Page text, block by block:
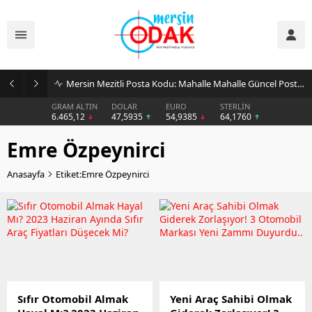
Mersin Mezitli Posta Kodu: Mahalle Mahalle Güncel Posta Kodu Rehberi
GRAM ALTIN
6.465,12
DOLAR
47,5935
EURO
54,9385
STERLİN
64,1760
Emre Özpeynirci
Anasayfa Etiket:Emre Özpeynirci
Sıfır Otomobil Almak
Yeni Araç Sahibi Olmak